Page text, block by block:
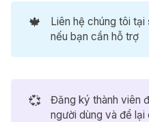
🍁 Liên hệ chúng tôi tại
nếu bạn cần hỗ trợ
💞
Đăng ký thành viên
người dùng và để
Mã ưu đãi nhận Bolt
1.800.000₫6.288.000₫